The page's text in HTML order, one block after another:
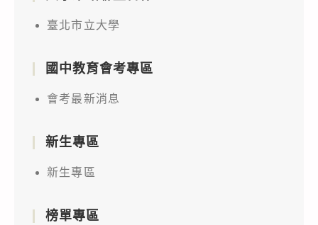
臺北市立大學
國中教育會考專區
會考最新消息
新生專區
新生專區
榜單專區